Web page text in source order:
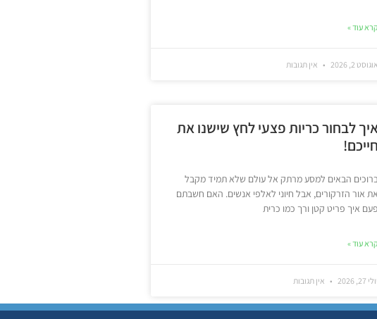
קרא עוד »
אוגוסט 2, 2026 אין תגובות
לבחור כריות פצעי לחץ שישנו את
חייכם!
הבאים למסע מרתק אל עולם שלא תמיד מקבל
את אור הזרקורים, אבל חיוני לאלפי אנשים. האם חשבתם
פעם איך פריט קטן ורך כמו כרית
קרא עוד »
יולי 27, 2026 אין תגובות